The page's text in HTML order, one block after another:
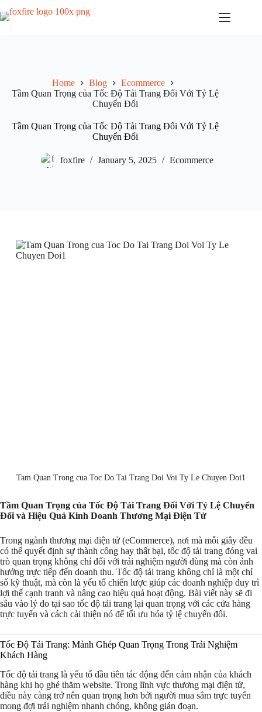
to
Home Blog
Ecommerce
Tầm Quan Trọng của Tốc Độ Tải Trang Đối Với Tỷ Lệ
Chuyển Đổi
Tầm Quan Trọng của Tốc Độ Tải Trang Đối Với Tỷ Lệ
Chuyển Đổi
foxfire January 5, 2025 Ecommerce
Tam Quan Trong cua Toc Do Tai Trang Doi Voi Ty Le Chuyen Doi1
Tầm Quan Trọng của Tốc Độ Tải Trang Đối Với Tỷ Lệ Chuyển
Đổi và Hiệu Quả Kinh Doanh Thương Mại Điện Tử
Trong ngành thương mại điện tử (eCommerce), nơi mà mỗi giây đều
có thể quyết định sự thành công hay thất bại, tốc độ tải trang đóng vai
trò quan trọng không chỉ đối với trải nghiệm người dùng mà còn ảnh
hưởng trực tiếp đến doanh thu. Tốc độ tải trang không chỉ là một chỉ
số kỹ thuật, mà còn là yếu tố chiến lược giúp các doanh nghiệp duy trì
lợi thế cạnh tranh và nâng cao hiệu quả hoạt động. Bài viết này sẽ đi
sâu vào lý do tại sao tốc độ tải trang lại quan trọng với các cửa hàng
trực tuyến và cách cải thiện nó để tối ưu hóa tỷ lệ chuyển đổi.
Tốc Độ Tải Trang: Mảnh Ghép Quan Trọng Trong Trải Nghiệm
Khách Hàng
Tốc độ tải trang là yếu tố đầu tiên tác động đến cảm nhận của khách
hàng khi họ ghé thăm website. Trong lĩnh vực thương mại điện tử,
điều này càng trở nên quan trọng hơn bởi người mua sắm trực tuyến
mong đợi trải nghiệm nhanh chóng, không gián đoạn.